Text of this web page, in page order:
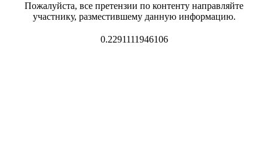
Пожалуйста, все претензии по контенту направляйте
участнику, разместившему данную информацию.
0.2291111946106